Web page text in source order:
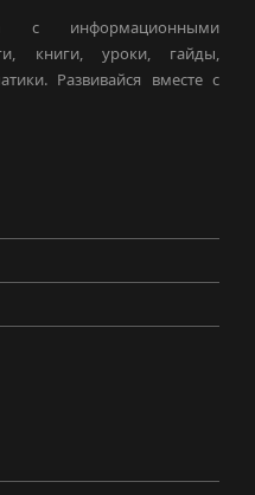
с информационными
книги, уроки, гайды,
Развивайся вместе с